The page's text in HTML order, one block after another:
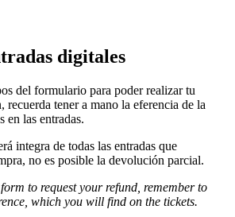
digitales
del formulario para poder realizar tu
tener a mano la eferencia de la
en las entradas.
integra de todas las entradas que
no es posible la devolución parcial.
to request your refund, remember to
which you will find on the tickets.